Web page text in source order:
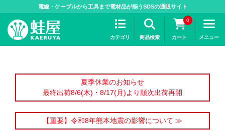
電線・ケーブルから工具まで電材品が揃うSDSの通販サイト
カテゴリ 商品検索
0
カート メニュー
夏季休業のお知らせ
最終出荷8/6(木)・8/17(月)より順次出荷再開
【重要】令和8年熊本地震の影響について ≫